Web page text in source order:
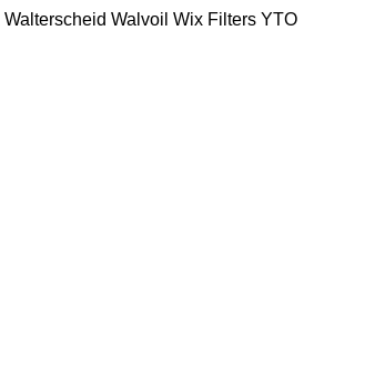
Walterscheid Walvoil Wix Filters YTO